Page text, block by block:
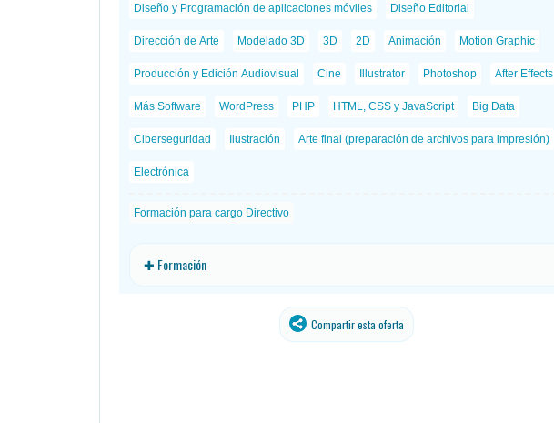
Diseño y Programación de aplicaciones móviles Diseño Editorial
Dirección de Arte Modelado 3D 3D 2D Animación Motion Graphic
Producción y Edición Audiovisual Cine Illustrator Photoshop After Effects
Más Software WordPress PHP HTML, CSS y JavaScript Big Data
Ciberseguridad Ilustración Arte final (preparación de archivos para impresión)
Electrónica
Formación para cargo Directivo
✚ Formación
Compartir esta oferta